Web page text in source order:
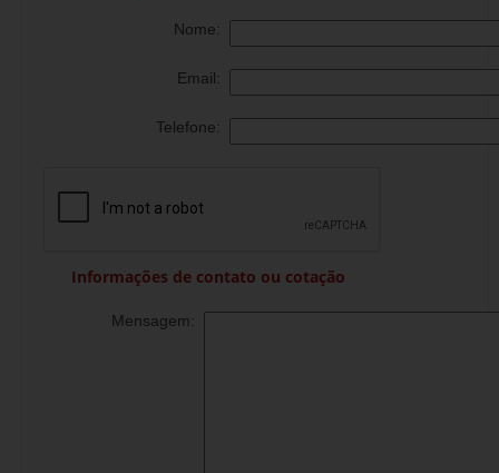
Nome:
Email:
Telefone:
Informações de contato ou cotação
Mensagem: